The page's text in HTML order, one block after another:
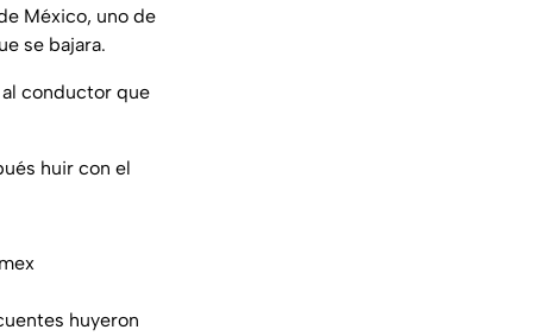
México, uno de
se bajara.
conductor que
huir con el
huyeron